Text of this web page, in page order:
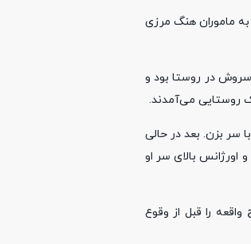
ماموران هنگ مرزی
در روستا بود و
روستایی می‌آمدند.
سر بزن. بعد در حالی
اورژانس بالای سر او
را قبل از وقوع